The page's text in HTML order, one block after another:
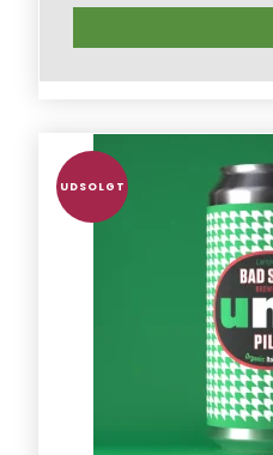
UDSOLGT